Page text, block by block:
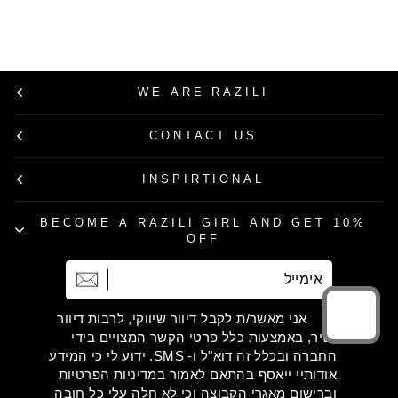
WE ARE RAZILI
CONTACT US
INSPIRTIONAL
BECOME A RAZILI GIRL AND GET 10%
OFF
אני מאשר/ת לקבל דיוור שיווקי, לרבות דיוור
ישיר, באמצעות כלל פרטי הקשר המצויים בידי
החברה ובכלל זה דוא"ל ו- SMS. ידוע לי כי המידע
אודותיי ייאסף בהתאם לאמור במדיניות הפרטיות
וברישום מאגרי הקבוצה וכי לא חלה עלי כל חובה